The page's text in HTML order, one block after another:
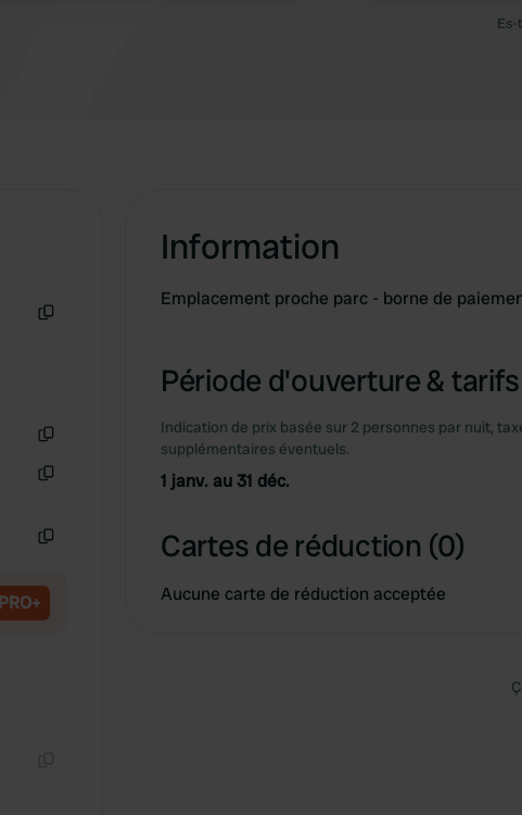
Aldi est juste au
soir, et le
Es-
PRO+
Information
Emplacement proche parc - borne de
Période d'ouverture & tarifs
Indication de prix basée sur 2 personnes par nuit,
supplémentaires éventuels.
1 janv. au 31 déc.
Cartes de réduction (0)
Aucune carte de réduction acceptée